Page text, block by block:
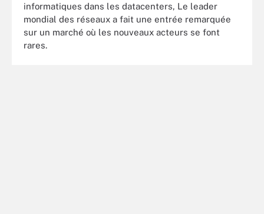
informatiques dans les datacenters, Le leader
mondial des réseaux a fait une entrée remarquée
sur un marché où les nouveaux acteurs se font
rares.